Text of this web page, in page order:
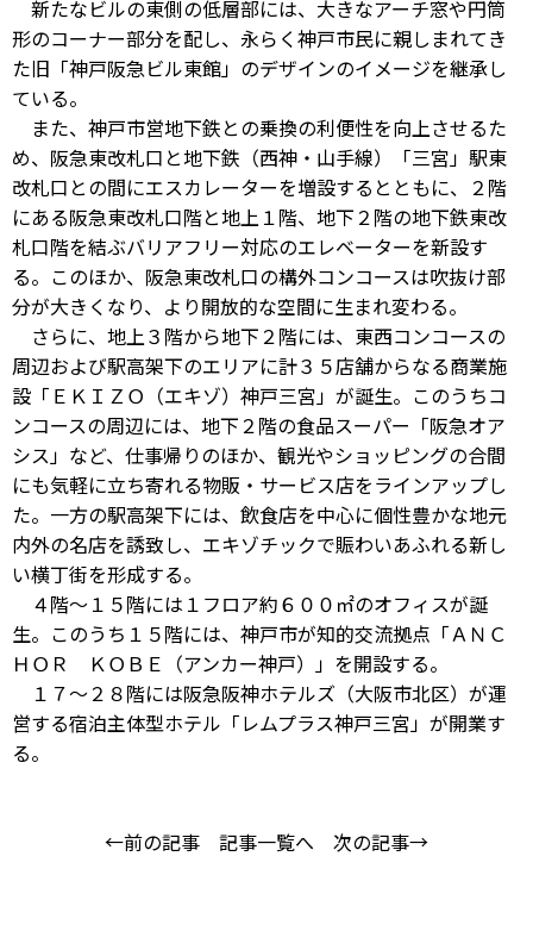
新たなビルの東側の低層部には、大きなアーチ窓や円筒
形のコーナー部分を配し、永らく神戸市民に親しまれてき
た旧「神戸阪急ビル東館」のデザインのイメージを継承し
ている。
また、神戸市営地下鉄との乗換の利便性を向上させるた
め、阪急東改札口と地下鉄（西神・山手線）「三宮」駅東
改札口との間にエスカレーターを増設するとともに、２階
にある阪急東改札口階と地上１階、地下２階の地下鉄東改
札口階を結ぶバリアフリー対応のエレベーターを新設す
る。このほか、阪急東改札口の構外コンコースは吹抜け部
分が大きくなり、より開放的な空間に生まれ変わる。
さらに、地上３階から地下２階には、東西コンコースの
周辺および駅高架下のエリアに計３５店舗からなる商業施
設「ＥＫＩＺＯ（エキゾ）神戸三宮」が誕生。このうちコ
ンコースの周辺には、地下２階の食品スーパー「阪急オア
シス」など、仕事帰りのほか、観光やショッピングの合間
にも気軽に立ち寄れる物販・サービス店をラインアップし
た。一方の駅高架下には、飲食店を中心に個性豊かな地元
内外の名店を誘致し、エキゾチックで賑わいあふれる新し
い横丁街を形成する。
４階～１５階には１フロア約６００㎡のオフィスが誕
生。このうち１５階には、神戸市が知的交流拠点「ＡＮＣ
ＨＯＲ ＫＯＢＥ（アンカー神戸）」を開設する。
１７～２８階には阪急阪神ホテルズ（大阪市北区）が運
営する宿泊主体型ホテル「レムプラス神戸三宮」が開業す
る。
←前の記事 記事一覧へ 次の記事→